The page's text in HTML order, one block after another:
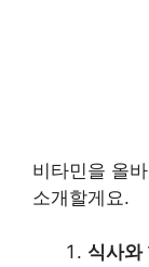
비타민을 올
소개할게요.
식사와